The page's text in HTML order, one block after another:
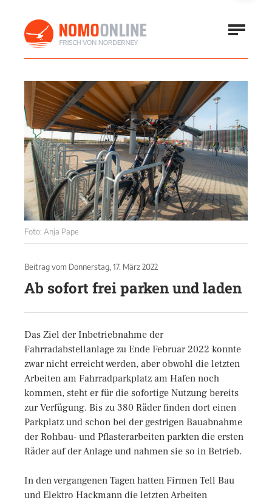
Foto: Anja Pape
Beitrag vom Donnerstag, 17. März 2022
Ab sofort frei parken und laden
Das Ziel der Inbetriebnahme der
Fahrradabstellanlage zu Ende Februar 2022 konnte
zwar nicht erreicht werden, aber obwohl die letzten
Arbeiten am Fahrradparkplatz am Hafen noch
kommen, steht er für die sofortige Nutzung bereits
zur Verfügung. Bis zu 380 Räder finden dort einen
Parkplatz und schon bei der gestrigen Bauabnahme
der Rohbau- und Pflasterarbeiten parkten die ersten
Räder auf der Anlage und nahmen sie so in Betrieb.
In den vergangenen Tagen hatten Firmen Tell Bau
und Elektro Hackmann die letzten Arbeiten